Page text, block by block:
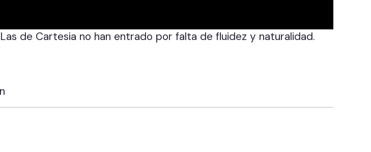
de Cartesia no han entrado por falta de fluidez y naturalidad.